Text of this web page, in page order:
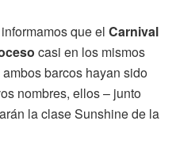
que el Carnival
casi en los mismos
barcos hayan sido
nombres, ellos – junto
la clase Sunshine de la